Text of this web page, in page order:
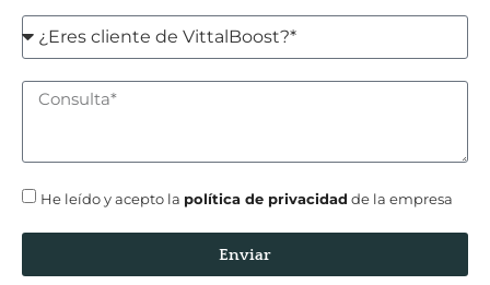
He leído y acepto la política de privacidad de la empresa
Enviar